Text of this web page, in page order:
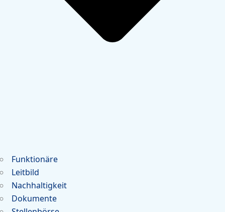
Funktionäre
Leitbild
Nachhaltigkeit
Dokumente